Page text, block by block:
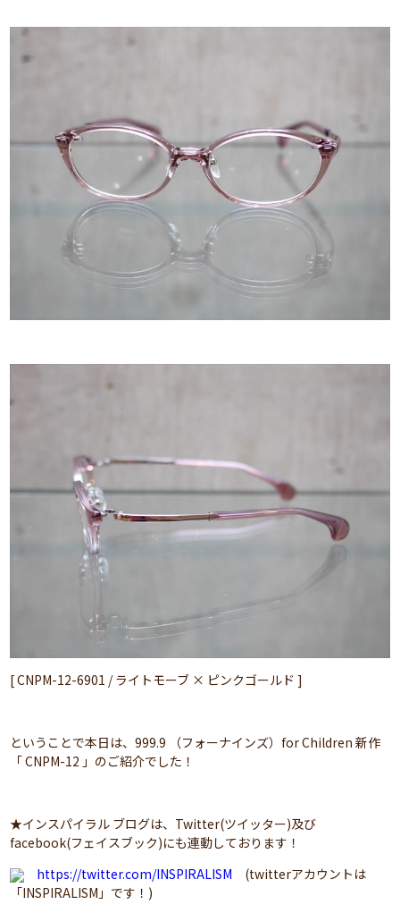
[ CNPM-12-6901 / ライトモーブ × ピンクゴールド ]
ということで本日は、999.9 （フォーナインズ）for Children 新作
「 CNPM-12 」のご紹介でした！
★インスパイラル ブログは、Twitter(ツイッター)及び
facebook(フェイスブック)にも連動しております！
https://twitter.com/INSPIRALISM (twitterアカウントは
「INSPIRALISM」です！)